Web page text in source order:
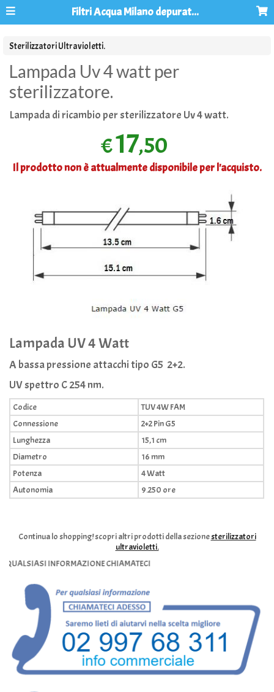
Filtri Acqua Milano depuratori acqua osmosi inversa
Sterilizzatori Ultravioletti.
Lampada Uv 4 watt per
sterilizzatore.
Lampada di ricambio per sterilizzatore Uv 4 watt.
€17,50
Il prodotto non è attualmente disponibile per l'acquisto.
Lampada UV 4 Watt
A bassa pressione attacchi tipo G5 2+2.
UV spettro C 254 nm.
Codice
TUV 4W FAM
Connessione
2+2 Pin G5
Lunghezza
15,1 cm
Diametro
16 mm
Potenza
4 Watt
Autonomia
9.250 ore
Continua lo shopping!scopri altri prodotti della sezionesterilizzatori
ultravioletti.
INFORMAZIONE CHIAMATECI